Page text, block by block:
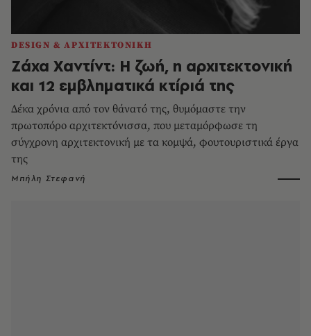
DESIGN & ΑΡΧΙΤΕΚΤΟΝΙΚΗ
Ζάχα Χαντίντ: Η ζωή, η αρχιτεκτονική
και 12 εμβληματικά κτίριά της
Δέκα χρόνια από τον θάνατό της, θυμόμαστε την
πρωτοπόρο αρχιτεκτόνισσα, που μεταμόρφωσε τη
σύγχρονη αρχιτεκτονική με τα κομψά, φουτουριστικά έργα
της
Μπήλη Στεφανή